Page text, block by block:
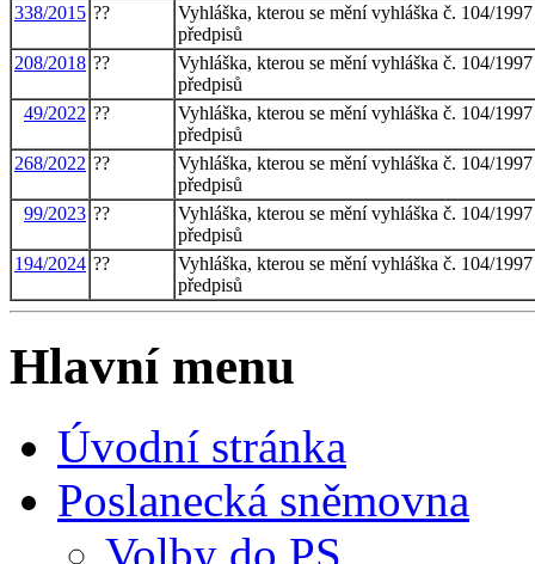
338/2015 ??
Vyhláška, kterou se mění vyhláška č. 104/
předpisů
208/2018 ??
Vyhláška, kterou se mění vyhláška č. 104/
předpisů
49/2022 ??
Vyhláška, kterou se mění vyhláška č. 104/
předpisů
268/2022 ??
Vyhláška, kterou se mění vyhláška č. 104/
předpisů
99/2023 ??
Vyhláška, kterou se mění vyhláška č. 104/
předpisů
194/2024 ??
Vyhláška, kterou se mění vyhláška č. 104/
předpisů
Hlavní menu
Úvodní stránka
Poslanecká sněmovna
Volby do PS